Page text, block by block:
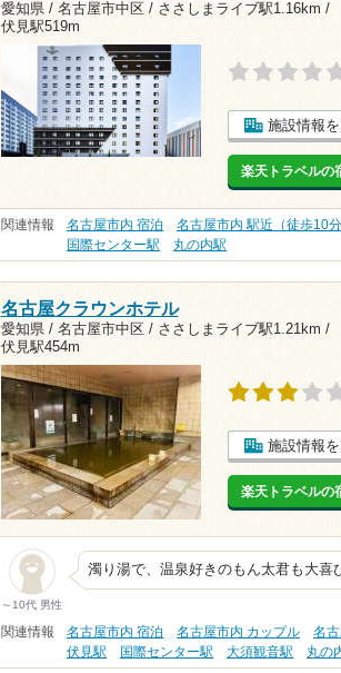
愛知県 / 名古屋市中区 / ささしまライブ駅1.16km /
伏見駅519m
施設情報
楽天トラベルの
関連情報 名古屋市内 宿泊 名古屋市内 駅近（徒歩10分
国際センター駅
丸の内駅
名古屋クラウンホテル
愛知県 / 名古屋市中区 / ささしまライブ駅1.21km /
伏見駅454m
施設情報
楽天トラベルの
～10代 男性
濁り湯で、温泉好きのもん太君も大喜
関連情報 名古屋市内 宿泊 名古屋市内 カップル 名
伏見駅
国際センター駅 大須観音駅 丸の